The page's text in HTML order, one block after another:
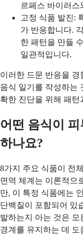
르페스 바이러
고정 식품 발진:
가 반응합니다.
한 패턴을 만들
일관적입니다.
이러한 드문 반응을
음식 일기를 작성하는
확한 진단을 위해 패
어떤 음식이
하나요?
8가지 주요 식품이 전
면역 체계는 이론적으
만, 이 특정 식품에는
단백질이 포함되어 있
발하는지 아는 것은
경계를 유지하는 데 도